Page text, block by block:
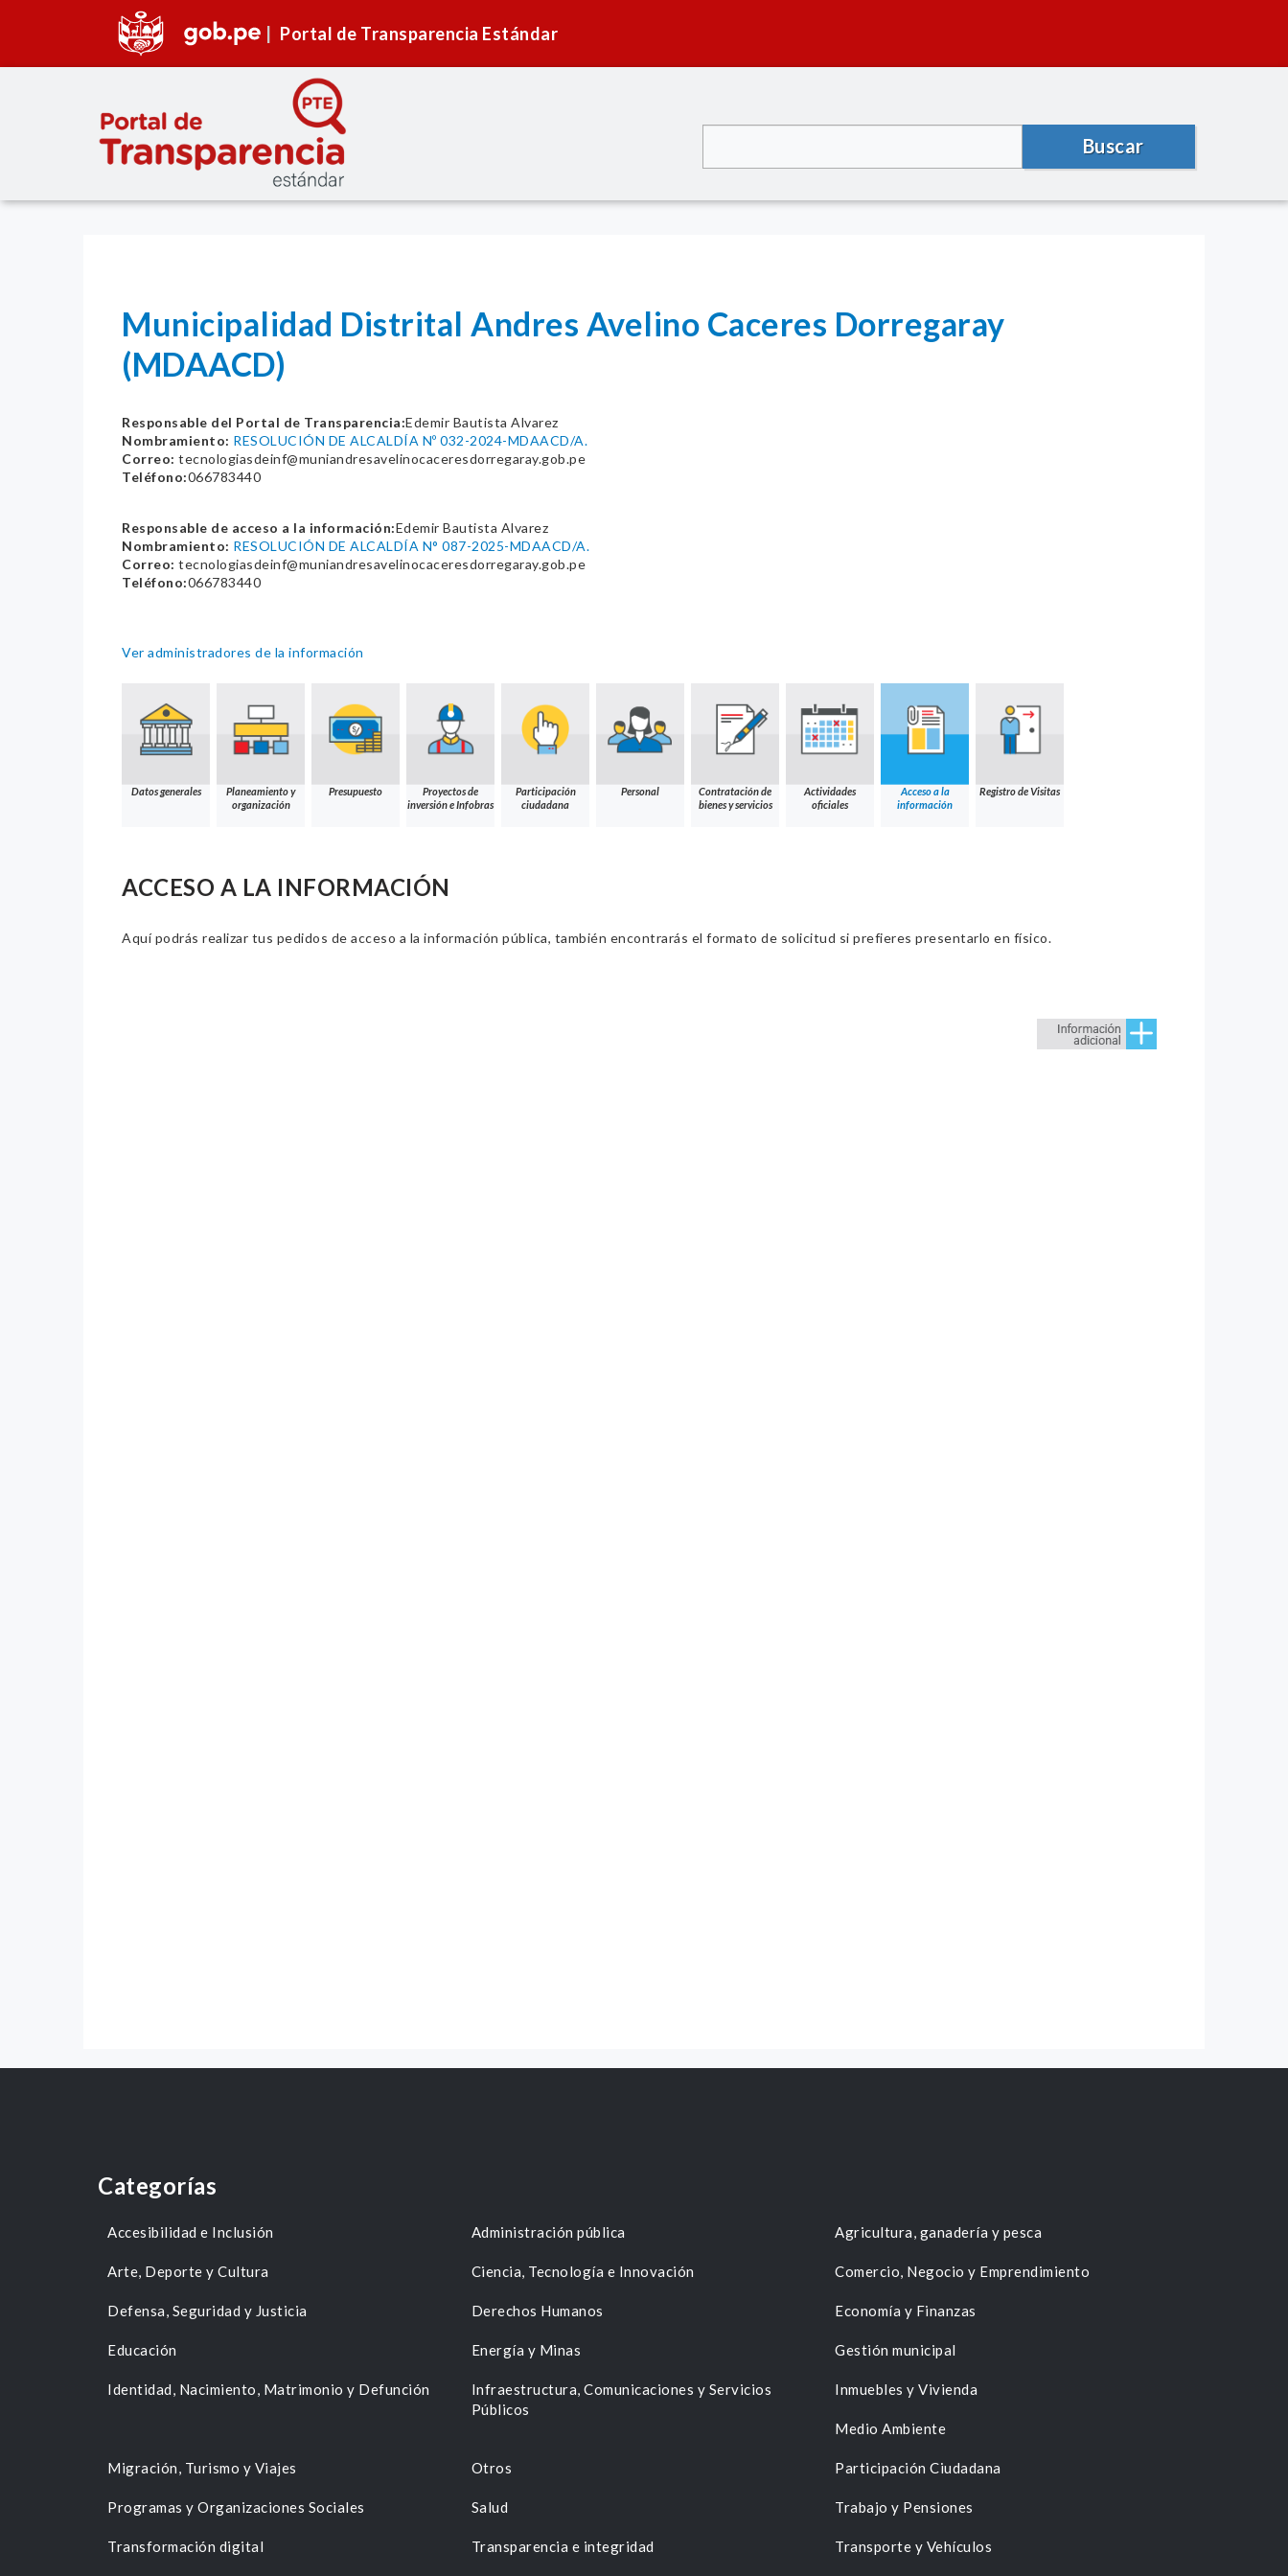
Portal de Transparencia Estándar
Buscar
Municipalidad Distrital Andres Avelino Caceres Dorregaray
(MDAACD)
Responsable del Portal de Transparencia:Edemir Bautista Alvarez
Nombramiento: RESOLUCIÓN DE ALCALDÍA Nº 032-2024-MDAACD/A.
Correo: tecnologiasdeinf@muniandresavelinocaceresdorregaray.gob.pe
Teléfono:066783440
Responsable de acceso a la información:Edemir Bautista Alvarez
Nombramiento: RESOLUCIÓN DE ALCALDÍA N° 087-2025-MDAACD/A.
Correo: tecnologiasdeinf@muniandresavelinocaceresdorregaray.gob.pe
Teléfono:066783440
Ver administradores de la información
Datos generales
Planeamiento y
organización
Presupuesto
Proyectos de
inversión e Infobras
Participación
ciudadana
Personal
Contratación de
bienes y servicios
Actividades
oficiales
Acceso a la
información
Registro de Visitas
ACCESO A LA INFORMACIÓN
Aquí podrás realizar tus pedidos de acceso a la información pública, también encontrarás el formato de solicitud si prefieres presentarlo en físico.
Categorías
Accesibilidad e Inclusión Administración pública Agricultura, ganadería y pesca
Arte, Deporte y Cultura Ciencia, Tecnología e Innovación Comercio, Negocio y Emprendimiento
Defensa, Seguridad y Justicia Derechos Humanos Economía y Finanzas
Educación Energía y Minas Gestión municipal
Identidad, Nacimiento, Matrimonio y Defunción
Infraestructura, Comunicaciones y Servicios
Públicos
Inmuebles y Vivienda
Medio Ambiente
Migración, Turismo y Viajes Otros Participación Ciudadana
Programas y Organizaciones Sociales Salud Trabajo y Pensiones
Transformación digital Transparencia e integridad Transporte y Vehículos